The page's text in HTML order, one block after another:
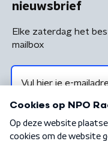
nieuwsbrief
Elke zaterdag het
mailbox